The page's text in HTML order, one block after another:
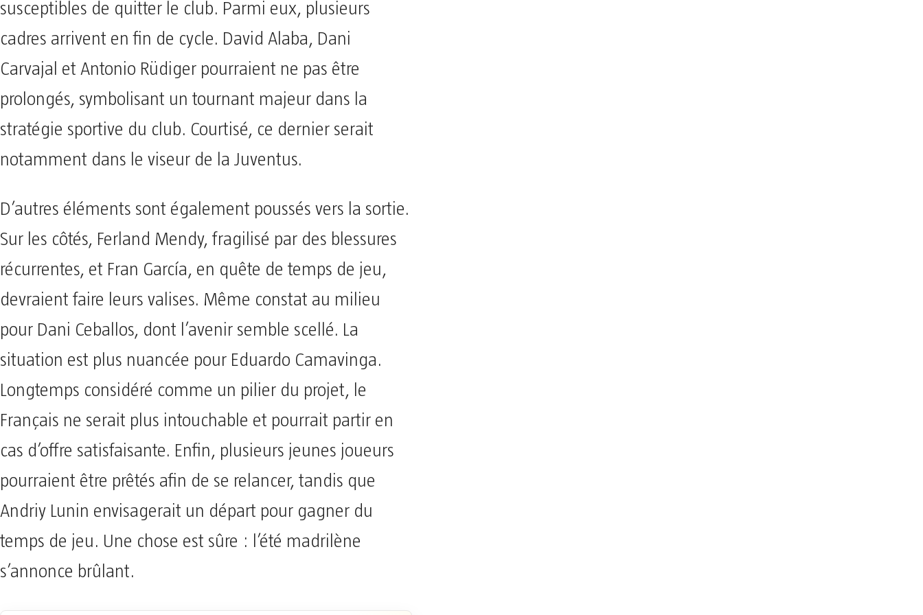
susceptibles de quitter le club. Parmi eux, plusieurs
cadres arrivent en fin de cycle. David Alaba, Dani
Carvajal et Antonio Rüdiger pourraient ne pas être
prolongés, symbolisant un tournant majeur dans la
stratégie sportive du club. Courtisé, ce dernier serait
notamment dans le viseur de la Juventus.
D’autres éléments sont également poussés vers la sortie.
Sur les côtés, Ferland Mendy, fragilisé par des blessures
récurrentes, et Fran García, en quête de temps de jeu,
devraient faire leurs valises. Même constat au milieu
pour Dani Ceballos, dont l’avenir semble scellé. La
situation est plus nuancée pour Eduardo Camavinga.
Longtemps considéré comme un pilier du projet, le
Français ne serait plus intouchable et pourrait partir en
cas d’offre satisfaisante. Enfin, plusieurs jeunes joueurs
pourraient être prêtés afin de se relancer, tandis que
Andriy Lunin envisagerait un départ pour gagner du
temps de jeu. Une chose est sûre : l’été madrilène
s’annonce brûlant.